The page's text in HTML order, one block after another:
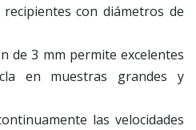
con diámetros de
de 3 mm permite excelentes
en muestras grandes y
las velocidades